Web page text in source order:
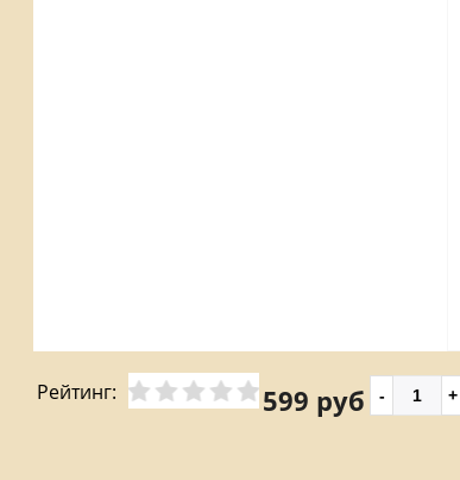
Рейтинг: 599 руб